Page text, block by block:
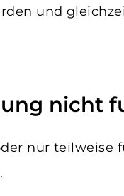
und
nicht
nur teilweise